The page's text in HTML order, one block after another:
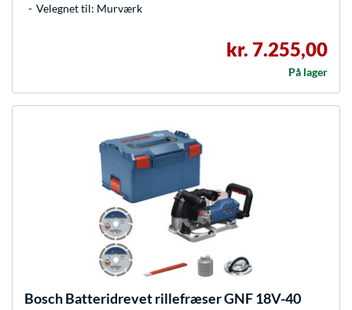
Velegnet til: Murværk
kr. 7.255,00
På lager
BoschBatteridrevet rillefræser GNF 18V-40